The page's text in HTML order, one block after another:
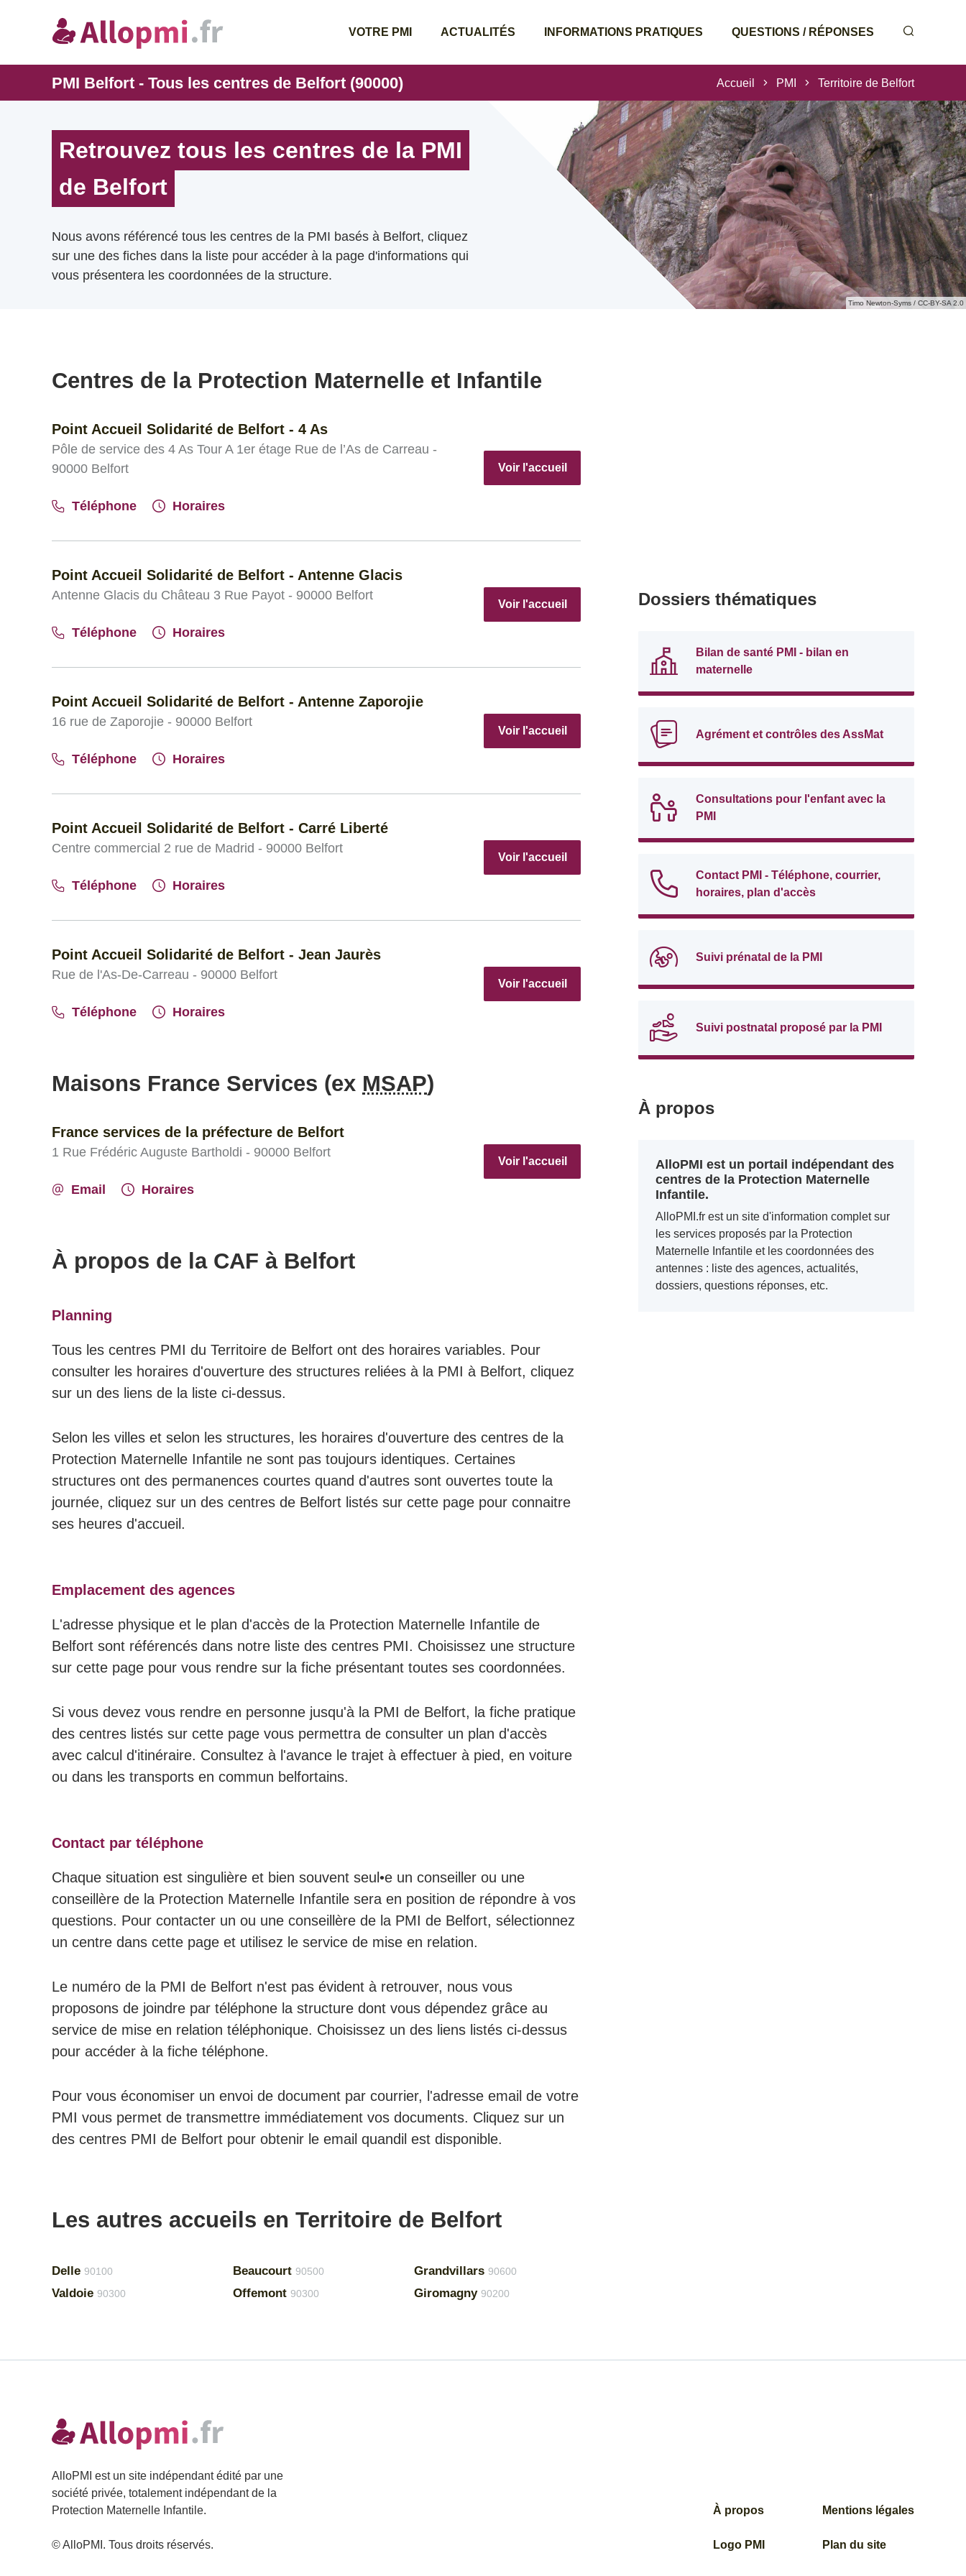
VOTRE PMI ACTUALITÉS INFORMATIONS PRATIQUES QUESTIONS / RÉPONSES
PMI Belfort - Tous les centres de Belfort (90000) Accueil PMI Territoire de Belfort
Timo Newton-Syms / CC-BY-SA 2.0
Retrouvez tous les centres de la PMI
de Belfort
Nous avons référencé tous les centres de la PMI basés à Belfort, cliquez
sur une des fiches dans la liste pour accéder à la page d'informations qui
vous présentera les coordonnées de la structure.
Centres de la Protection Maternelle et Infantile
Point Accueil Solidarité de Belfort - 4 As
Pôle de service des 4 As Tour A 1er étage Rue de l’As de Carreau -
90000 Belfort
Téléphone Horaires
Voir l'accueil
Point Accueil Solidarité de Belfort - Antenne Glacis
Antenne Glacis du Château 3 Rue Payot - 90000 Belfort
Téléphone Horaires
Voir l'accueil
Point Accueil Solidarité de Belfort - Antenne Zaporojie
16 rue de Zaporojie - 90000 Belfort
Téléphone Horaires
Voir l'accueil
Point Accueil Solidarité de Belfort - Carré Liberté
Centre commercial 2 rue de Madrid - 90000 Belfort
Téléphone Horaires
Voir l'accueil
Point Accueil Solidarité de Belfort - Jean Jaurès
Rue de l'As-De-Carreau - 90000 Belfort
Téléphone Horaires
Voir l'accueil
Maisons France Services (ex MSAP)
France services de la préfecture de Belfort
1 Rue Frédéric Auguste Bartholdi - 90000 Belfort
Email Horaires
Voir l'accueil
À propos de la CAF à Belfort
Planning
Tous les centres PMI du Territoire de Belfort ont des horaires variables. Pour
consulter les horaires d'ouverture des structures reliées à la PMI à Belfort, cliquez
sur un des liens de la liste ci-dessus.
Selon les villes et selon les structures, les horaires d'ouverture des centres de la
Protection Maternelle Infantile ne sont pas toujours identiques. Certaines
structures ont des permanences courtes quand d'autres sont ouvertes toute la
journée, cliquez sur un des centres de Belfort listés sur cette page pour connaitre
ses heures d'accueil.
Emplacement des agences
L'adresse physique et le plan d'accès de la Protection Maternelle Infantile de
Belfort sont référencés dans notre liste des centres PMI. Choisissez une structure
sur cette page pour vous rendre sur la fiche présentant toutes ses coordonnées.
Si vous devez vous rendre en personne jusqu'à la PMI de Belfort, la fiche pratique
des centres listés sur cette page vous permettra de consulter un plan d'accès
avec calcul d'itinéraire. Consultez à l'avance le trajet à effectuer à pied, en voiture
ou dans les transports en commun belfortains.
Contact par téléphone
Chaque situation est singulière et bien souvent seul•e un conseiller ou une
conseillère de la Protection Maternelle Infantile sera en position de répondre à vos
questions. Pour contacter un ou une conseillère de la PMI de Belfort, sélectionnez
un centre dans cette page et utilisez le service de mise en relation.
Le numéro de la PMI de Belfort n'est pas évident à retrouver, nous vous
proposons de joindre par téléphone la structure dont vous dépendez grâce au
service de mise en relation téléphonique. Choisissez un des liens listés ci-dessus
pour accéder à la fiche téléphone.
Pour vous économiser un envoi de document par courrier, l'adresse email de votre
PMI vous permet de transmettre immédiatement vos documents. Cliquez sur un
des centres PMI de Belfort pour obtenir le email quandil est disponible.
Les autres accueils en Territoire de Belfort
Delle 90100
Valdoie 90300
Beaucourt 90500
Offemont 90300
Grandvillars 90600
Giromagny 90200
Dossiers thématiques
Bilan de santé PMI - bilan en
maternelle
Agrément et contrôles des AssMat
Consultations pour l'enfant avec la
PMI
Contact PMI - Téléphone, courrier,
horaires, plan d'accès
Suivi prénatal de la PMI
Suivi postnatal proposé par la PMI
À propos
AlloPMI est un portail indépendant des
centres de la Protection Maternelle
Infantile.
AlloPMI.fr est un site d'information complet sur
les services proposés par la Protection
Maternelle Infantile et les coordonnées des
antennes : liste des agences, actualités,
dossiers, questions réponses, etc.
AlloPMI est un site indépendant édité par une
société privée, totalement indépendant de la
Protection Maternelle Infantile.
© AlloPMI. Tous droits réservés.
À propos Mentions légales
Logo PMI Plan du site